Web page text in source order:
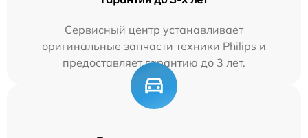
Сервисный центр устанавливает
оригинальные запчасти техники Philips и
предоставляет гарантию до 3 лет.